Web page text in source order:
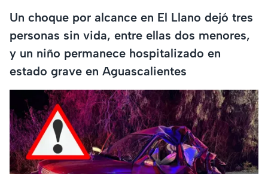
Un choque por alcance en El Llano dejó tres
personas sin vida, entre ellas dos menores,
y un niño permanece hospitalizado en
estado grave en Aguascalientes